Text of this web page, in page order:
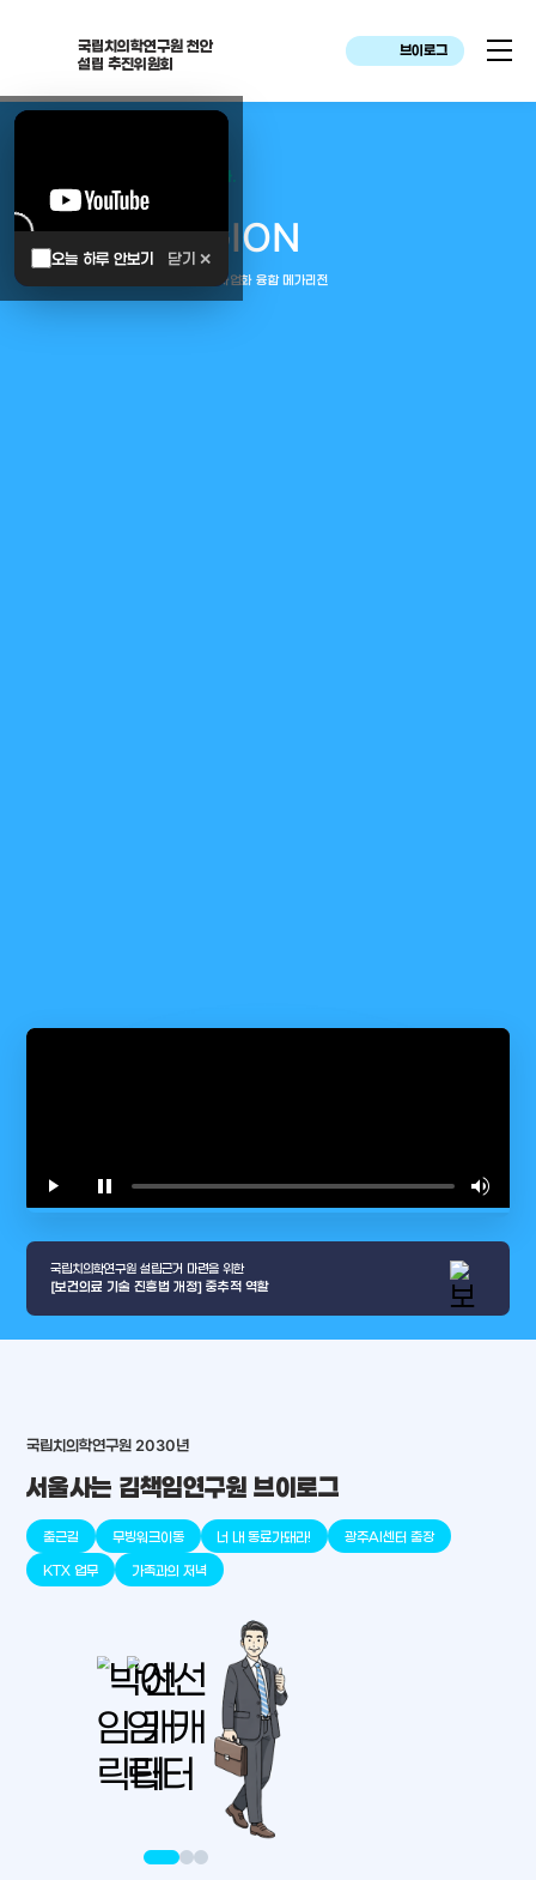
국립치의학연구원 천안
설립 추진위원회
브이로그
오늘 하루 안보기 닫기 ✕
대한민국은 두번이나 약속하였습니다.
MEGAREGION
중부권 전체를 잇는 연구–임상–평가–사업화 융합 메가리전
arrow_selector_tool
place
천안
place
세종
place
판교
place
오송
place
대덕
place
원주
play_arrow pause volume_up
국립치의학연구원 설립근거 마련을 위한
[보건의료 기술 진흥법 개정] 중추적 역할
국립치의학연구원 2030년
서울사는 김책임연구원 브이로그
출근길 무빙워크이동 너 내 동료가돼라! 광주AI센터 출장
KTX 업무 가족과의 저녁